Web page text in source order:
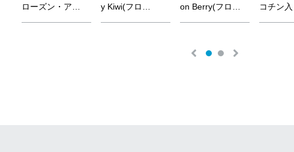
ローズン ・ ア
y Kiwi(フロ
on Berry(フロ
コチン 入